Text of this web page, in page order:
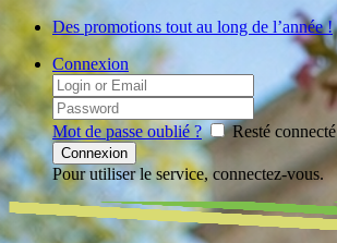
Des promotions tout au long de l’année !
Connexion
Mot de passe oublié ? Resté connecté
Pour utiliser le service, connectez-vous.